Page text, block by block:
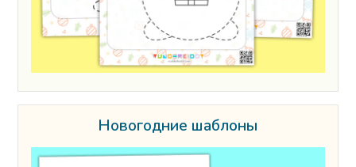
Новогодние шаблоны